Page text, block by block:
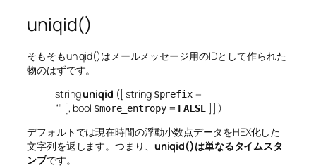
uniqid()
そもそもuniqid()はメールメッセージ用のIDとして作られた
物のはずです。
stringuniqid ([string $prefix=
“” [, bool $more_entropy= FALSE]] )
デフォルトでは現在時間の浮動小数点データをHEX化した
文字列を返します。つまり、 uniqid()は単なるタイムスタ
ンプです。